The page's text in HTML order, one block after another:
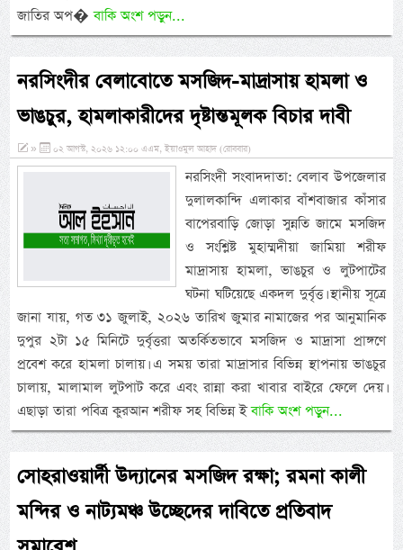
জাতির অপ�বাকি অংশ পড়ুন...
নরসিংদীর বেলাবোতে মসজিদ-মাদ্রাসায় হামলা ও
ভাঙচুর, হামলাকারীদের দৃষ্টান্তমূলক বিচার দাবী
» ০২ আগস্ট, ২০২৬ ১২:০০ এএম, ইয়াওমুল আহাদ (রোববার)
নরসিংদী সংবাদদাতা: বেলাব উপজেলার
দুলালকান্দি এলাকার বাঁশবাজার কাঁসার
বাপেরবাড়ি জোড়া সুন্নতি জামে মসজিদ
ও সংশ্লিষ্ট মুহাম্মদীয়া জামিয়া শরীফ
মাদ্রাসায় হামলা, ভাঙচুর ও লুটপাটের
ঘটনা ঘটিয়েছে একদল দুর্বৃত্ত। স্থানীয় সূত্রে
জানা যায়, গত ৩১ জুলাই, ২০২৬ তারিখ জুমার নামাজের পর আনুমানিক
দুপুর ২টা ১৫ মিনিটে দুর্বৃত্তরা অতর্কিতভাবে মসজিদ ও মাদ্রাসা প্রাঙ্গণে
প্রবেশ করে হামলা চালায়। এ সময় তারা মাদ্রাসার বিভিন্ন স্থাপনায় ভাঙচুর
চালায়, মালামাল লুটপাট করে এবং রান্না করা খাবার বাইরে ফেলে দেয়।
এছাড়া তারা পবিত্র কুরআন শরীফ সহ বিভিন্ন ইবাকি অংশ পড়ুন...
সোহরাওয়ার্দী উদ্যানের মসজিদ রক্ষা; রমনা কালী
মন্দির ও নাট্যমঞ্চ উচ্ছেদের দাবিতে প্রতিবাদ